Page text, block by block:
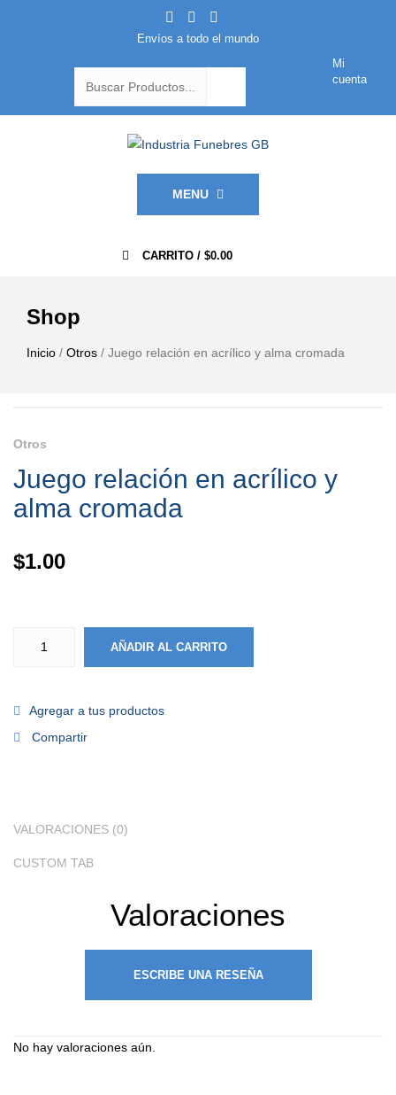
Envíos a todo el mundo
Mi
cuenta
MENU
CARRITO / $0.00
Shop
Inicio / Otros / Juego relación en acrílico y alma cromada
Otros
Juego relación en acrílico y
alma cromada
$1.00
AÑADIR AL CARRITO
Agregar a tus productos
Compartir
VALORACIONES (0)
CUSTOM TAB
Valoraciones
ESCRIBE UNA RESEÑA
No hay valoraciones aún.